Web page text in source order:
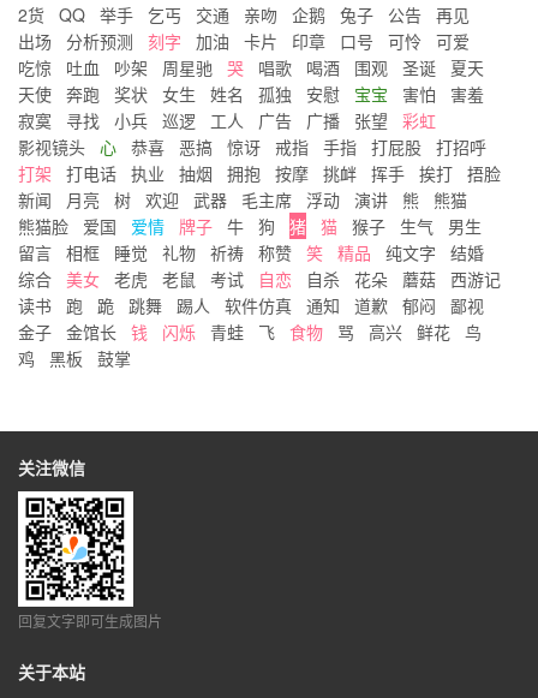
2货 QQ 举手 乞丐 交通 亲吻 企鹅 兔子 公告 再见
出场
分析预测 刻字 加油 卡片 印章 口号 可怜
可爱
吃惊
吐血 吵架 周星驰 哭 唱歌 喝酒 围观 圣诞
夏天
天使 奔跑 奖状 女生 姓名 孤独 安慰 宝宝 害怕
害羞
寂寞
寻找 小兵 巡逻 工人 广告 广播 张望
彩虹
影视镜头 心 恭喜 恶搞 惊讶 戒指 手指 打屁股 打招呼
打架
打电话 执业 抽烟 拥抱 按摩 挑衅 挥手 挨打 捂脸
新闻
月亮 树 欢迎 武器 毛主席 浮动 演讲 熊
熊猫
熊猫脸
爱国 爱情 牌子 牛 狗 猪 猫 猴子 生气
男生
留言 相框 睡觉 礼物 祈祷 称赞 笑 精品 纯文字
结婚
综合 美女 老虎 老鼠 考试 自恋 自杀 花朵 蘑菇 西游记
读书
跑 跪 跳舞 踢人 软件仿真 通知 道歉 郁闷
鄙视
金子 金馆长 钱 闪烁 青蛙 飞 食物 骂 高兴 鲜花 鸟
鸡
黑板 鼓掌
关注微信
回复文字即可生成图片
关于本站